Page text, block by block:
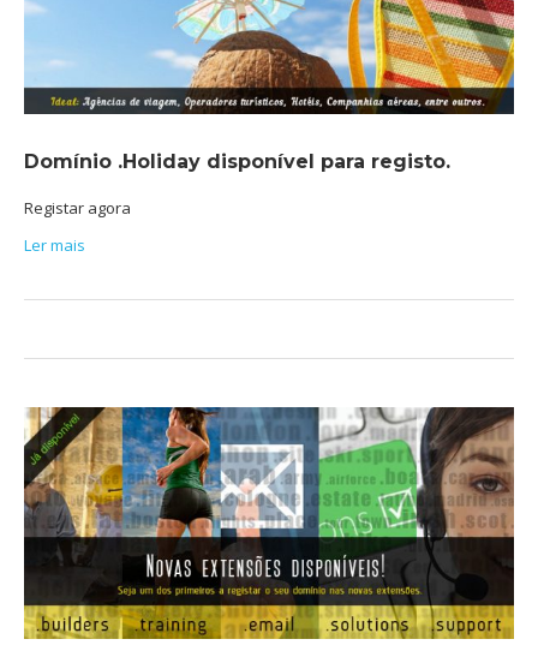
Domínio .Holiday disponível para registo.
Registar agora
Ler mais